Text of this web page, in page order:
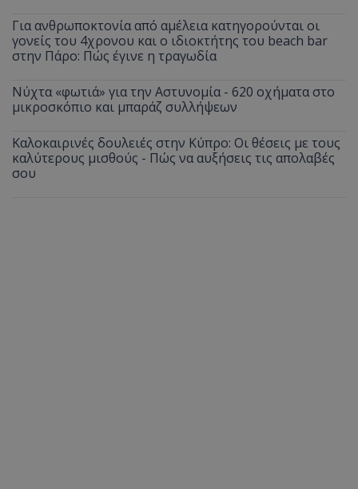
Για ανθρωποκτονία από αμέλεια κατηγορούνται οι
γονείς του 4χρονου και ο ιδιοκτήτης του beach bar
στην Πάρο: Πώς έγινε η τραγωδία
Νύχτα «φωτιά» για την Αστυνομία - 620 οχήματα στο
μικροσκόπιο και μπαράζ συλλήψεων
Καλοκαιρινές δουλειές στην Κύπρο: Οι θέσεις με τους
καλύτερους μισθούς - Πώς να αυξήσεις τις απολαβές
σου